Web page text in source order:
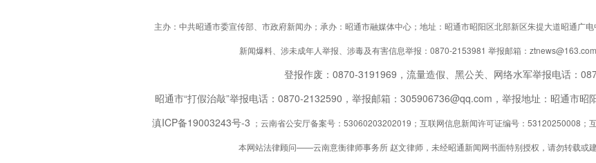
主办：中共昭通市委宣传部、市政府新闻办；承办：昭通市融媒体中心；地址：昭通市昭阳区北部新区朱提大道昭通广
新闻爆料、涉未成年人举报、涉毒及有害信息举报：0870-2153981 举报邮箱：ztnews@163.com
登报作废：0870-3191969，流量造假、黑公关、网络水军举报电话：
昭通市“打假治敲”举报电话：0870-2132590，举报邮箱：305906736@qq.com，举报地址：昭通市昭
滇ICP备19003243号-3 ；云南省公安厅备案号：53060203202019；互联网信息新闻许可证编号：53120250008；
本网站法律顾问——云南意衡律师事务所 赵文律师，未经昭通新闻网书面特别授权，请勿转载或建